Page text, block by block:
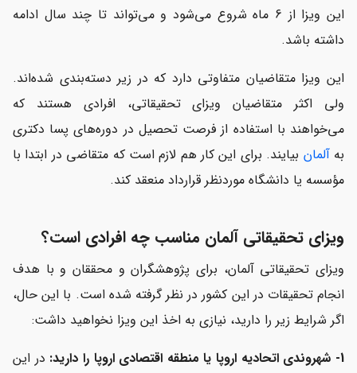
این ویزا از 6 ماه شروع می‌شود و می‌تواند تا چند سال ادامه
داشته باشد.
این ویزا متقاضیان متفاوتی دارد که در زیر دسته‌‌بندی شده‌اند.
ولی اکثر متقاضیان ویزای تحقیقاتی، افرادی هستند که
می‌خواهند با استفاده از فرصت تحصیل در دوره‌های پسا دکتری
بهآلمان بیایند. برای این کار هم لازم است که متقاضی در ابتدا با
مؤسسه یا دانشگاه موردنظر قرارداد منعقد کند.
ویزای تحقیقاتی آلمان مناسب چه افرادی است؟
ویزای تحقیقاتی آلمان، برای پژوهشگران و محققان و با هدف
انجام تحقیقات در این کشور در نظر گرفته شده است. با این حال،
اگر شرایط زیر را دارید، نیازی به اخذ این ویزا نخواهید داشت:
1- شهروندی اتحادیه اروپا یا منطقه اقتصادی اروپا را دارید:
در این